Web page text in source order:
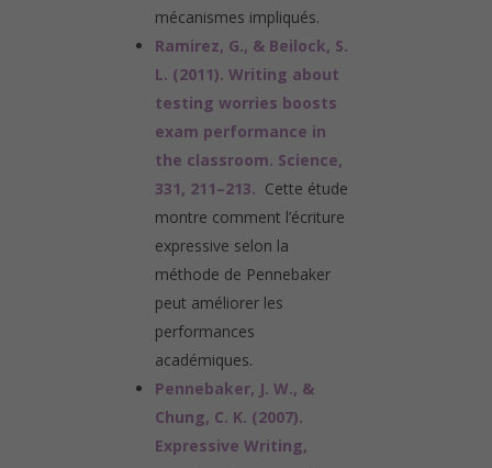
mécanismes impliqués.
Ramirez, G., & Beilock, S.
L. (2011). Writing about
testing worries boosts
exam performance in
the classroom. Science,
331, 211–213. Cette étude
montre comment l’écriture
expressive selon la
méthode de Pennebaker
peut améliorer les
performances
académiques.
Pennebaker, J. W., &
Chung, C. K. (2007).
Expressive Writing,